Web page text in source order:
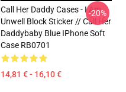
Call Her Daddy Cases - I Am
Unwell Block Sticker // Call Her
Daddybaby Blue IPhone Soft
Case RB0701
14,81 € - 16,10 €
-20%